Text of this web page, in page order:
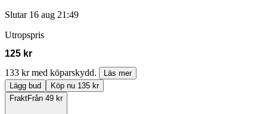
Slutar 16 aug 21:49
Utropspris
125 kr
133 kr med köparskydd.
Läs mer
Lägg bud
Köp nu 135 kr
FraktFrån 49 kr